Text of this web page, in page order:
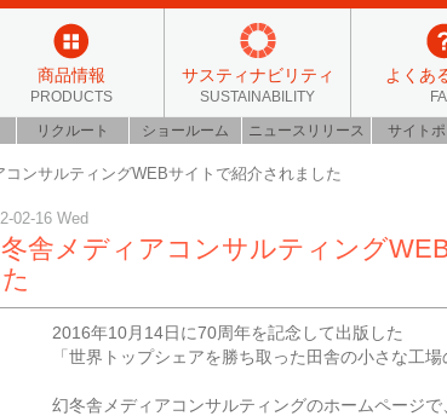
商品情報
PRODUCTS
サスティナビリティ
SUSTAINABILITY
よくあ
リクルート ショールーム ニュースリリース サイト
コンサルティングWEBサイトで紹介されました
02-16 Wed
舎メディアコンサルティング
2016年10月14日に70周年を記念して出版した
「世界トップシェアを勝ち取った田舎の小さな工場
幻冬舎メディアコンサルティングのホームページで